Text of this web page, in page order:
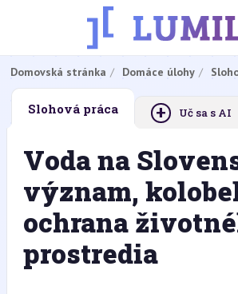
Domovská stránka Domáce úlohy
Slohová práca + Uč sa s AI
Voda na
význam,
ochrana
prostredia